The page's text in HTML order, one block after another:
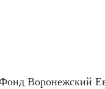
Воронежский